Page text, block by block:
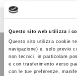
Questo sito web utilizza i
Questo sito utilizza cookie
navigazione) e, solo previo
non tecnici, in particolare
e con trasferimento verso
con le tue preferenze,